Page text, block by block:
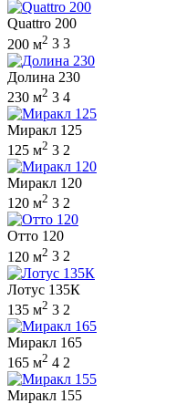
Quattro 200
200 м2 3 3
Долина 230
230 м2 3 4
Миракл 125
125 м2 3 2
Миракл 120
120 м2 3 2
Отто 120
120 м2 3 2
Лотус 135К
135 м2 3 2
Миракл 165
165 м2 4 2
Миракл 155